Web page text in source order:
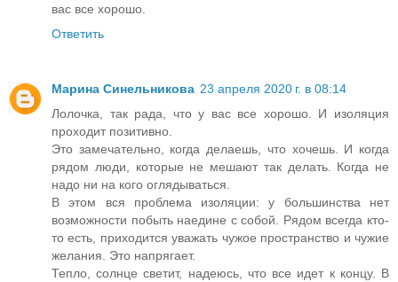
вас все хорошо.
Ответить
Марина Синельникова 23 апреля 2020 г. в 08:14
Лолочка, так рада, что у вас все хорошо. И изоляция
проходит позитивно.
Это замечательно, когда делаешь, что хочешь. И когда
рядом люди, которые не мешают так делать. Когда не
надо ни на кого оглядываться.
В этом вся проблема изоляции: у большинства нет
возможности побыть наедине с собой. Рядом всегда кто-
то есть, приходится уважать чужое пространство и чужие
желания. Это напрягает.
Тепло, солнце светит, надеюсь, что все идет к концу. В